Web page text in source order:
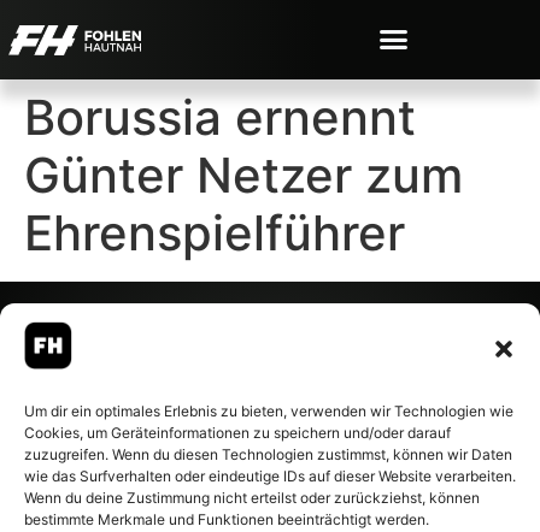
Um dir ein optimales Erlebnis zu bieten, verwenden wir Technologien wie
Cookies, um Geräteinformationen zu speichern und/oder darauf
zuzugreifen. Wenn du diesen Technologien zustimmst, können wir Daten
wie das Surfverhalten oder eindeutige IDs auf dieser Website verarbeiten.
Wenn du deine Zustimmung nicht erteilst oder zurückziehst, können
bestimmte Merkmale und Funktionen beeinträchtigt werden.
Borussia ernennt
Günter Netzer zum
Ehrenspielführer
– Alle rechte vorbehalten.
Fohlen-Hautnah.de ist ein
offiziell eingetragenes Magazin
bei der Deutschen
Nationalbibliothek (ISSN 1868-